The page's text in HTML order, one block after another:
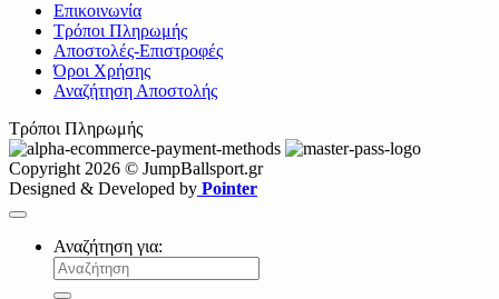
Επικοινωνία
Τρόποι Πληρωμής
Αποστολές-Επιστροφές
Όροι Χρήσης
Αναζήτηση Αποστολής
Τρόποι Πληρωμής
Copyright 2026 © JumpBallsport.gr
Designed & Developed by Pointer
Αναζήτηση για: